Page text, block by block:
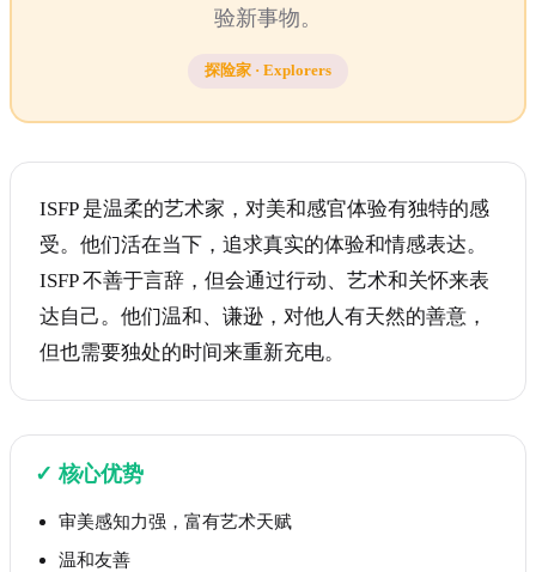
验新事物。
探险家 · Explorers
ISFP 是温柔的艺术家，对美和感官体验有独特的感
受。他们活在当下，追求真实的体验和情感表达。
ISFP 不善于言辞，但会通过行动、艺术和关怀来表
达自己。他们温和、谦逊，对他人有天然的善意，
但也需要独处的时间来重新充电。
✓核心优势
审美感知力强，富有艺术天赋
温和友善